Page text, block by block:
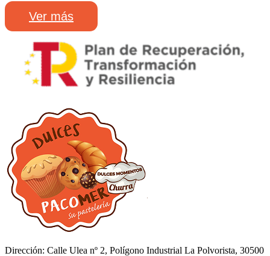
Ver más
Dirección: Calle Ulea nº 2, Polígono Industrial La Polvorista, 30500